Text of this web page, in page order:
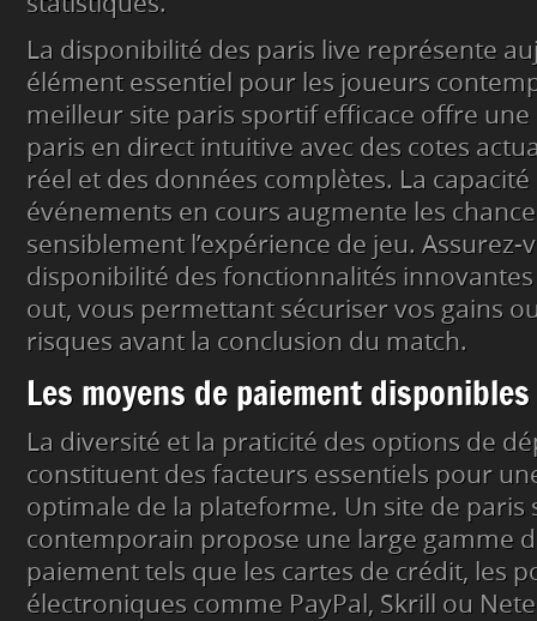
La disponibilité des paris live représente
élément essentiel pour les joueurs
meilleur site paris sportif efficace offre
paris en direct intuitive avec des cotes
réel et des données complètes. La
événements en cours augmente les
sensiblement l’expérience de jeu. Assurez-
disponibilité des fonctionnalités
out, vous permettant sécuriser vos gains
risques avant la conclusion du match.
Les moyens de paiement disponibles
La diversité et la praticité des options de
constituent des facteurs essentiels pour
optimale de la plateforme. Un site de paris
contemporain propose une large gamme
paiement tels que les cartes de crédit, les
électroniques comme PayPal, Skrill ou